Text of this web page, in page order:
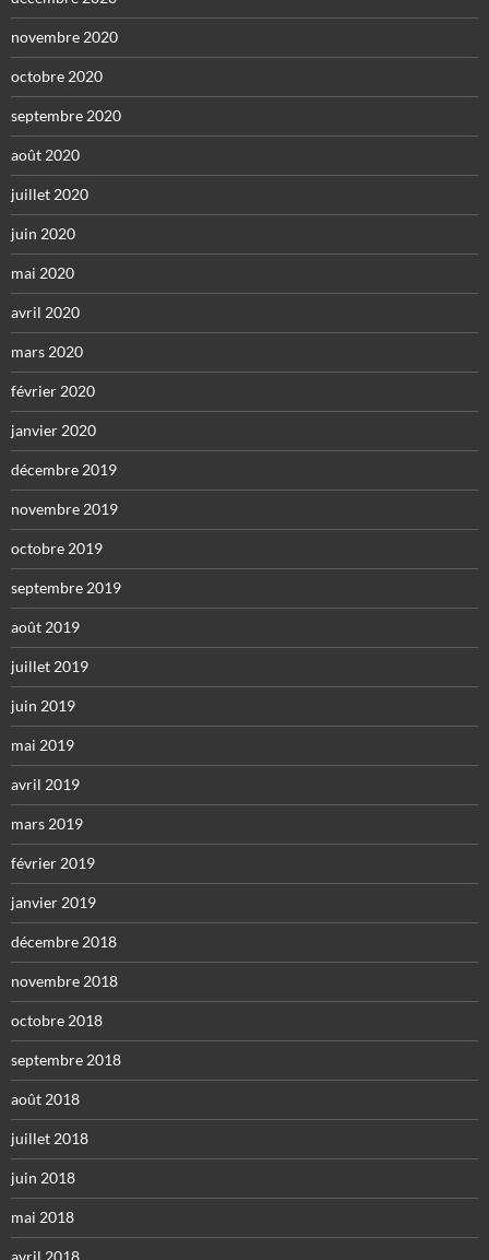
novembre 2020
octobre 2020
septembre 2020
août 2020
juillet 2020
juin 2020
mai 2020
avril 2020
mars 2020
février 2020
janvier 2020
décembre 2019
novembre 2019
octobre 2019
septembre 2019
août 2019
juillet 2019
juin 2019
mai 2019
avril 2019
mars 2019
février 2019
janvier 2019
décembre 2018
novembre 2018
octobre 2018
septembre 2018
août 2018
juillet 2018
juin 2018
mai 2018